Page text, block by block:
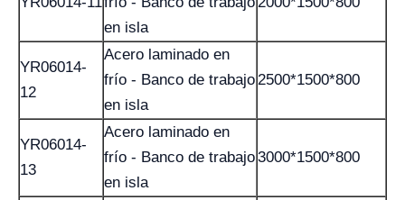
en isla
YR06014-
12
Acero laminado en
frío - Banco de trabajo
en isla
2500*1500*800
YR06014-
13
Acero laminado en
frío - Banco de trabajo
en isla
3000*1500*800